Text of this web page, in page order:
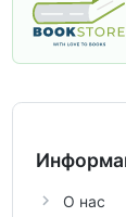
О нас